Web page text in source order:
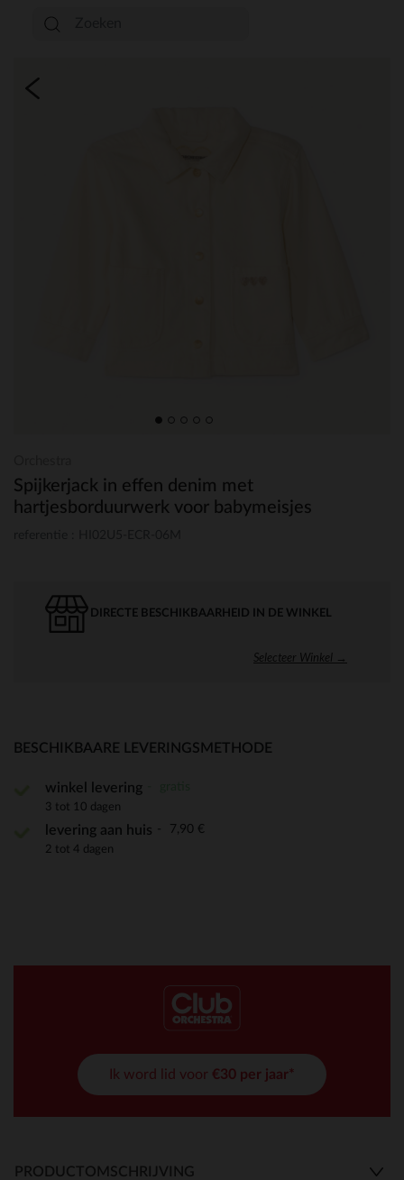
Spijkerjack in effen denim met
hartjesborduurwerk voor babymeisjes
DIRECTE BESCHIKBAARHEID IN DE WINKEL
Selecteer Winkel →
BESCHIKBAARE LEVERINGSMETHODE
winkel levering
3 tot 10 dagen
levering aan huis 7,90 €
2 tot 4 dagen
Ik word lid voor €30 per jaar*
PRODUCTOMSCHRIJVING